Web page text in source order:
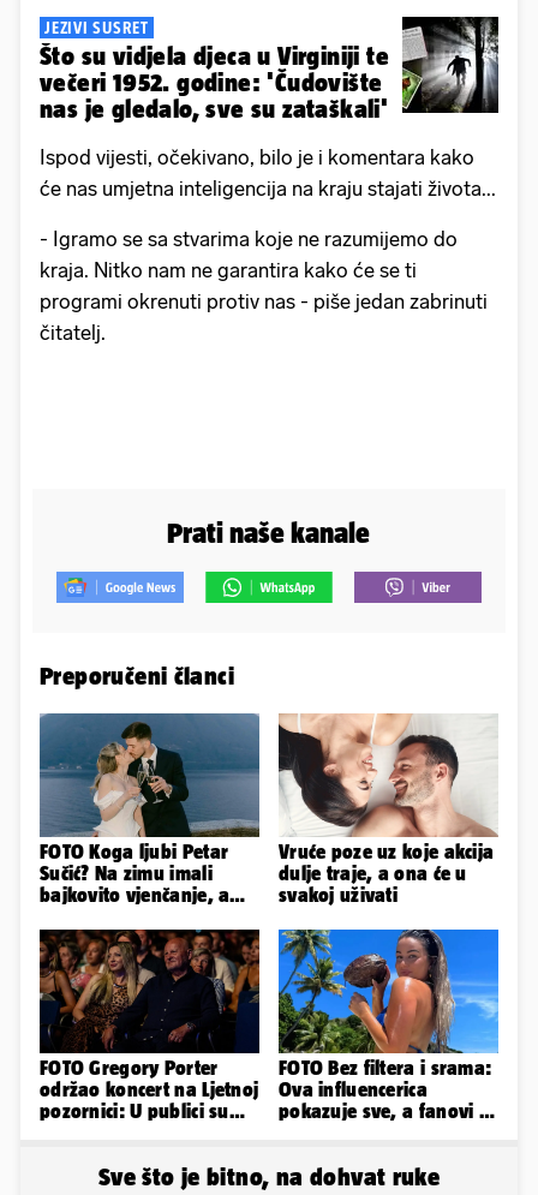
JEZIVI SUSRET
Što su vidjela djeca u Virginiji te
večeri 1952. godine: 'Čudovište
nas je gledalo, sve su zataškali'
Ispod vijesti, očekivano, bilo je i komentara kako
će nas umjetna inteligencija na kraju stajati života...
- Igramo se sa stvarima koje ne razumijemo do
kraja. Nitko nam ne garantira kako će se ti
programi okrenuti protiv nas - piše jedan zabrinuti
čitatelj.
Prati naše kanale
Preporučeni članci
FOTO Koga ljubi Petar
Sučić? Na zimu imali
bajkovito vjenčanje, a
sin!
Vruće poze uz koje akcija
dulje traje, a ona će u
svakoj uživati
FOTO Gregory Porter
održao koncert na Ljetnoj
pozornici: U publici su
FOTO Bez filtera i srama:
Ova influencerica
pokazuje sve, a fanovi je
Sve što je bitno, na dohvat ruke